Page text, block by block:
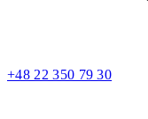
+48 22 350 79 30